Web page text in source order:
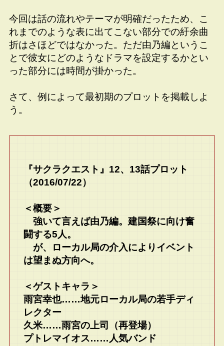
今回は話の流れやテーマが明確だったため、こ
れまでのような表に出てこない部分での紆余曲
折はさほどではなかった。ただ由乃編というこ
とで彼女にどのようなドラマを設定するかとい
った部分には時間が掛かった。
さて、例によって最初期のプロットを掲載しよ
う。
『サクラクエスト』12、13話プロット
（2016/07/22）
＜概要＞
強いて言えば由乃編。建国祭に向け奮
闘する5人。
が、ローカル局の介入によりイベント
は望まぬ方向へ。
＜ゲストキャラ＞
雨宮幸也……地元ローカル局の若手ディ
レクター
久米……雨宮の上司（再登場）
プトレマイオス……人気バンド